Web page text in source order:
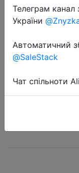
2022-08-22
складные,
Телеграм
України
Автоматичний
@SaleStack
Чат спільноти